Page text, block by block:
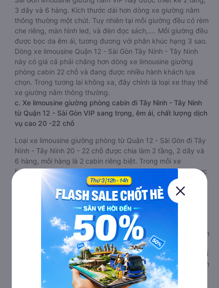
3 dãy và 6 hàng. Kích thước dài hơn dòng xe giường nằm
thông thường một chút. Tuy nhiên tại mỗi giường đều có rèm
che riêng, màn hình led, và đèn đọc sách,…. Mỗi giường đều
được bọc da êm ái, tương đương với phân khúc hạng 3 sao.
Dòng xe limousine Quận 12 - Sài Gòn Tây Ninh - Tây Ninh
này có giá cả phải chăng hơn dòng xe limousine giường
phòng cabin 22 chỗ và đang được nhiều hành khách lựa
chọn. Trong tương lai không xa, đây chính là loại xe thay thế
xe giường nằm thông thường.
c. Xe limousine giường phòng cabin đi Tây Ninh - Tây Ninh
từ Quận 12 - Sài Gòn VIP sang trọng, êm ái, chất lượng dịch
vụ cao 20 -22 chỗ
Loại xe limousine giường phòng từ Quận 12 - Sài Gòn đi Tây
Ninh - Tây Ninh 20 - 22 chỗ được chia làm 2 tầng, 2 dãy và
6 hàng, mỗi hàng là 2 cabin riêng biệt. Trong mỗi xe
limousine Quận 12 - Sài Gòn Tây Ninh - Tây Ninh cabin được
trang bị rất nhiều tiện ích phục vụ hành khách suốt hành
Mỗi phòng, cabin đều có gối nằm rời, có gối ôm, có cái mền
to hơn và dây an toàn seat belt. Giường rộng và dài hơn hai
loại trên, có thể lăn lộn thoải mái. Đặc biệt là hệ thống
massage sẽ giúp bạn thư giãn trong những giờ nằm xe Quận
12 - Sài Gòn đến Tây Ninh - Tây Ninh dài. Bảng điều khiển
chính nằm ngay cạnh đầu để tiện tay tuỳ chỉnh gồm: một cái
nút to đùng để gọi tiếp viên, 2 cổng USB , 1 jack cắm 3.5mm
và 3 cái nút có biểu tượng nguồn dùng để tắt/mở dàn đèn
chính của buồng nằm chạy dọc trên đầu, đèn dưới chân và